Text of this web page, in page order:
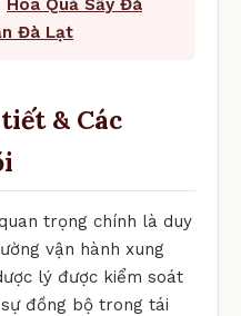
Hoa Quả Sấy Đà
Đà Lạt
& Các
trọng chính là duy
vận hành xung
lý được kiểm soát
đồng bộ trong tái